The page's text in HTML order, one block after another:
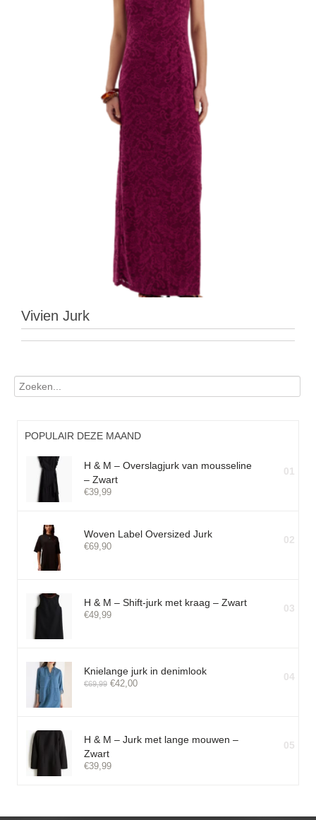
Vivien Jurk
POPULAIR DEZE MAAND
H & M – Overslagjurk van mousseline
– Zwart
€39,99
01
Woven Label Oversized Jurk
€69,90
02
H & M – Shift-jurk met kraag – Zwart
€49,99
03
Knielange jurk in denimlook
€69,99 €42,00
04
H & M – Jurk met lange mouwen –
Zwart
€39,99
05